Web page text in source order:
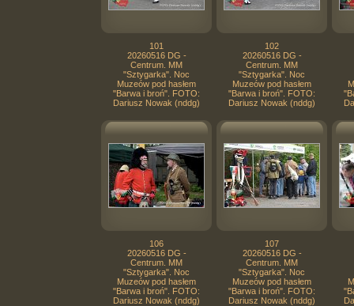
101
20260516 DG -
Centrum. MM
"Sztygarka". Noc
Muzeów pod hasłem
"Barwa i broń". FOTO:
Dariusz Nowak (nddg)
102
20260516 DG -
Centrum. MM
"Sztygarka". Noc
Muzeów pod hasłem
"Barwa i broń". FOTO:
Dariusz Nowak (nddg)
106
20260516 DG -
Centrum. MM
"Sztygarka". Noc
Muzeów pod hasłem
"Barwa i broń". FOTO:
Dariusz Nowak (nddg)
107
20260516 DG -
Centrum. MM
"Sztygarka". Noc
Muzeów pod hasłem
"Barwa i broń". FOTO:
Dariusz Nowak (nddg)